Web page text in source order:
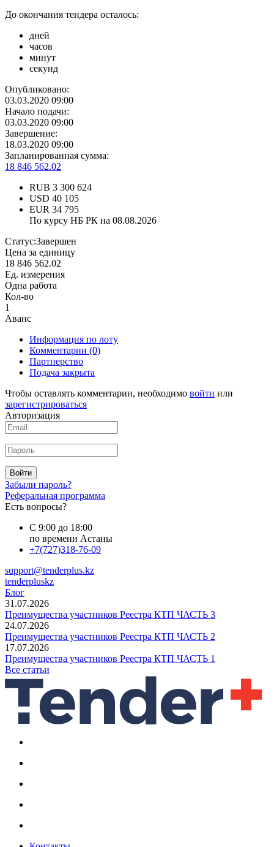
До окончания тендера осталось:
дней
часов
минут
секунд
Опубликовано:
03.03.2020 09:00
Начало подачи:
03.03.2020 09:00
Завершение:
18.03.2020 09:00
Запланированная сумма:
18 846 562.02
RUB 3 300 624
USD 40 105
EUR 34 795
По курсу НБ РК на 08.08.2026
Статус:Завершен
Цена за единицу
18 846 562.02
Ед. измерения
Одна работа
Кол-во
1
Аванс
Информация по лоту
Комментарии (0)
Партнерство
Подача закрыта
Чтобы оставлять комментарии, необходимо войти или
зарегистрироваться
Авторизация
Войти
Забыли пароль?
Реферальная программа
Есть вопросы?
С 9:00 до 18:00
по времени Астаны
+7(727)318-76-09
support@tenderplus.kz
tenderpluskz
Блог
31.07.2026
Преимущества участников Реестра КТП ЧАСТЬ 3
24.07.2026
Преимущества участников Реестра КТП ЧАСТЬ 2
17.07.2026
Преимущества участников Реестра КТП ЧАСТЬ 1
Все статьи